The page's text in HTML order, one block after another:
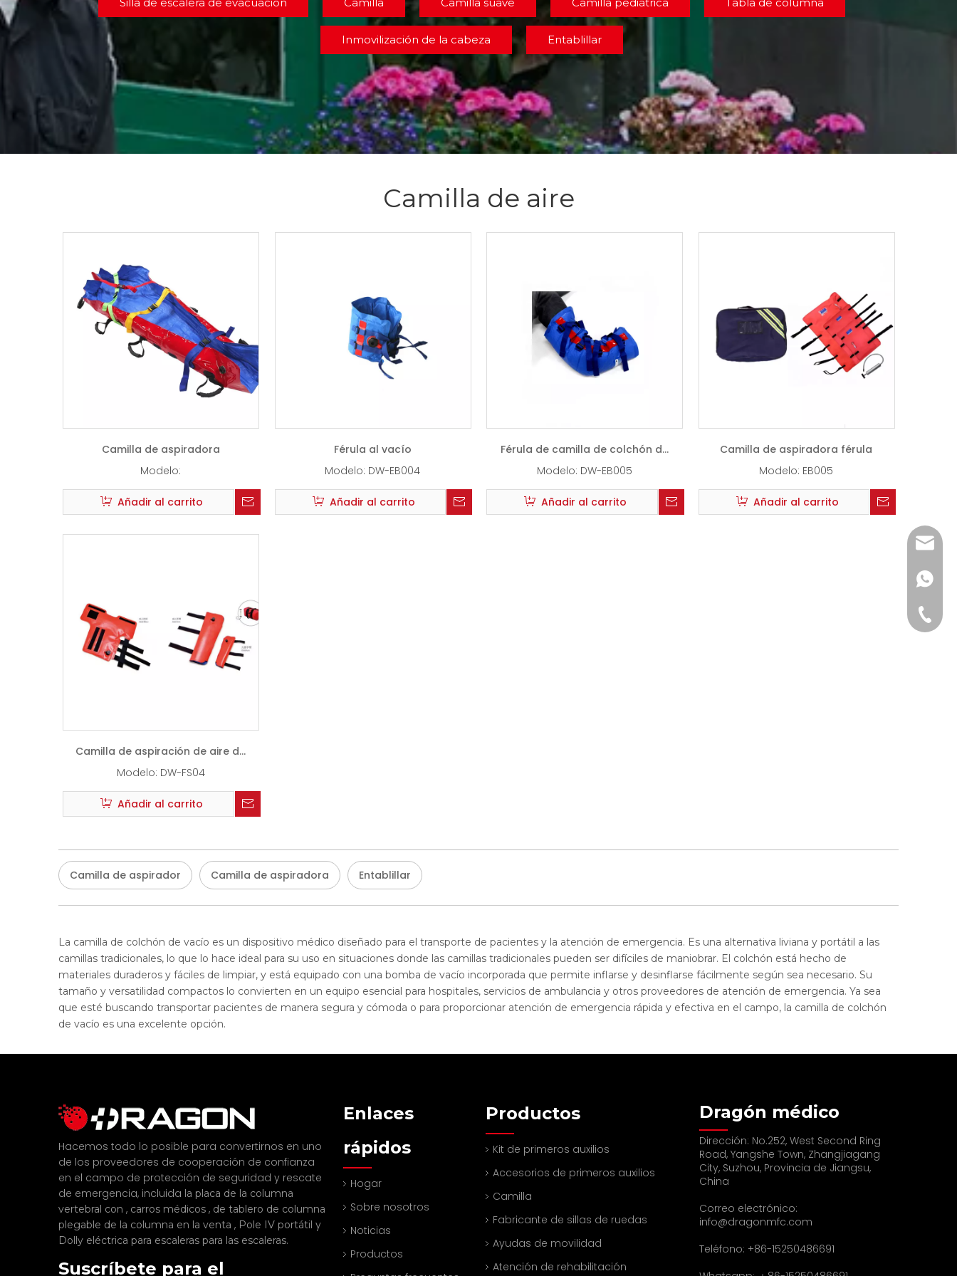
Inmovilización de la cabeza Entablillar
Camilla de aire
Camilla de aspiradora
Modelo:
Añadir al carrito
Férula al vacío
Modelo: DW-EB004
Añadir al carrito
Férula de camilla de colchón de
vacío para la pierna
Modelo: DW-EB005
Añadir al carrito
Camilla de aspiradora férula
Modelo: EB005
Añadir al carrito
Camilla de aspiración de aire de
múltiples cámaras férula
Modelo: DW-FS04
Añadir al carrito
Camilla de aspirador Camilla de aspiradora Entablillar
La camilla de colchón de vacío es un dispositivo médico diseñado para el transporte de pacientes y la atención de emergencia. Es una alternativa liviana y portátil a las
camillas tradicionales, lo que lo hace ideal para su uso en situaciones donde las camillas tradicionales pueden ser difíciles de maniobrar. El colchón está hecho de
materiales duraderos y fáciles de limpiar, y está equipado con una bomba de vacío incorporada que permite inflarse y desinflarse fácilmente según sea necesario. Su
tamaño y versatilidad compactos lo convierten en un equipo esencial para hospitales, servicios de ambulancia y otros proveedores de atención de emergencia. Ya sea
que esté buscando transportar pacientes de manera segura y cómoda o para proporcionar atención de emergencia rápida y efectiva en el campo, la camilla de colchón
de vacío es una excelente opción.
Hacemos todo lo posible para convertirnos en uno
de los proveedores de cooperación de confianza
en el campo de protección de seguridad y rescate
de emergencia, incluida la placa de la columna
vertebral con , carros médicos , de tablero de columna
plegable de la columna en la venta , Pole IV portátil y
Dolly eléctrica para escaleras para las escaleras.
Suscríbete para el
+86-
+86-
Enlaces
rápidos
Hogar
Sobre nosotros
Noticias
Productos
Productos
Kit de primeros auxilios
Accesorios de primeros auxilios
Camilla
Fabricante de sillas de ruedas
Ayudas de movilidad
Atención de rehabilitación
Dragón médico
Dirección: No.252, West Second Ring
Road, Yangshe Town, Zhangjiagang
City, Suzhou, Provincia de Jiangsu,
China
Correo electrónico:
info@dragonmfc.com
Teléfono: +86-15250486691